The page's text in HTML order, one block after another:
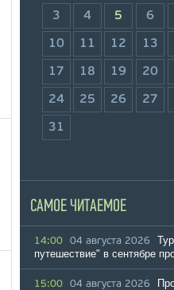
3 4 5 6
10 11 12 13
17 18 19 20
24 25 26 27
31
САМОЕ ЧИТАЕМОЕ
14:00 04 августа 2026
путешествие" в сентябре
15:00 04 августа 2026